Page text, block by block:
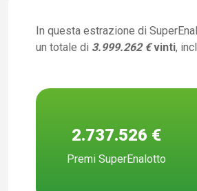
In questa estrazione di
un totale di 3.999.262 € vinti,
2.737.526 €
Premi SuperEnalotto